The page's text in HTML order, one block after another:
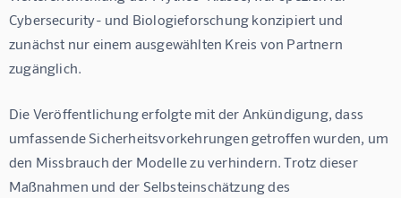
Cybersecurity- und Biologieforschung konzipiert und
zunächst nur einem ausgewählten Kreis von Partnern
zugänglich.
Die Veröffentlichung erfolgte mit der Ankündigung, dass
umfassende Sicherheitsvorkehrungen getroffen wurden, um
den Missbrauch der Modelle zu verhindern. Trotz dieser
Maßnahmen und der Selbsteinschätzung des